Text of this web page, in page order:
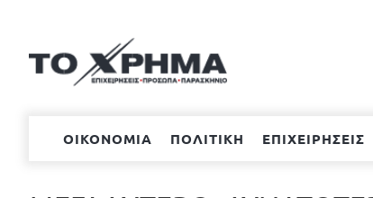
περιεχόμενο
ΟΙΚΟΝΟΜΙΑ ΠΟΛΙΤΙΚΗ ΕΠΙΧΕΙΡΗΣΕΙΣ